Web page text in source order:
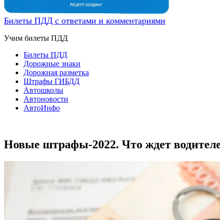
Билеты ПДД с ответами и комментариями
Учим билеты ПДД
Билеты ПДД
Дорожные знаки
Дорожная разметка
Штрафы ГИБДД
Автошколы
Автоновости
АвтоИнфо
Новые штрафы-2022. Что ждет